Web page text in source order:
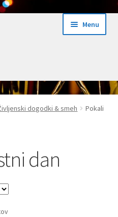
Menu
dogodki & smeh
Pokali
dan
Razvrščeno